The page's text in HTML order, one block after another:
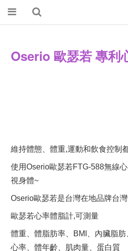
Oserio 歐瑟若 專利
維持體態、體重,運動和飲食控制
使用Oserio歐瑟若FTG-588無線
視身體~
Oserio歐瑟若是台灣在地品牌台
歐瑟若心率體脂計,可測量
體重、體脂肪率、BMI、內臟脂肪
心率、體年齡、肌肉量、蛋白質